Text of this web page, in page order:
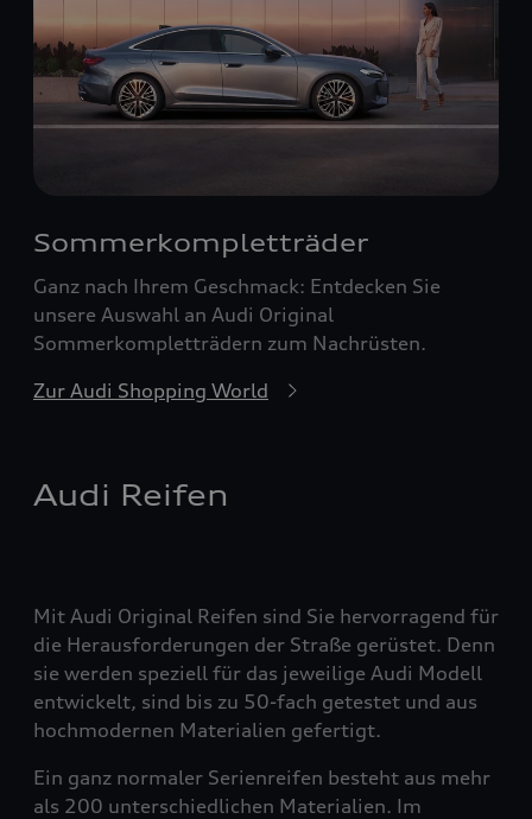
Sommerkompletträder
Ganz nach Ihrem Geschmack: Entdecken Sie
unsere Auswahl an Audi Original
Sommerkompletträdern zum Nachrüsten.
Zur Audi Shopping World
Audi Reifen
Mit Audi Original Reifen sind Sie hervorragend für
die Herausforderungen der Straße gerüstet. Denn
sie werden speziell für das jeweilige Audi Modell
entwickelt, sind bis zu 50-fach getestet und aus
hochmodernen Materialien gefertigt.
Ein ganz normaler Serienreifen besteht aus mehr
als 200 unterschiedlichen Materialien. Im